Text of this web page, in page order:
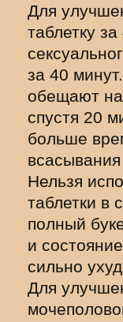
Для
таблетку
за 40
обещают
спустя 20
больше
Нельзя
таблетки в
полный
и
сильно
Для